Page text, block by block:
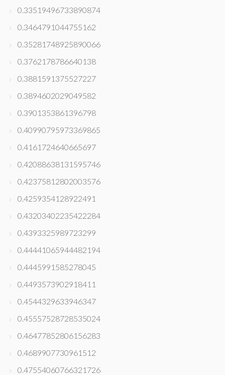
0.33519496733890874
0.3464791044755162
0.35281748925890066
0.3762178786640138
0.3881591375527227
0.3894602029049582
0.3901353861396798
0.40990795973369865
0.4161724640665697
0.42088638131595746
0.42375812802003576
0.4259354128922491
0.43203402235422284
0.4393325989723299
0.44441065944482194
0.4445991585278045
0.4493573902918411
0.4544329633946347
0.45557528728535024
0.46477852806156283
0.4689907730961512
0.47554060766321726